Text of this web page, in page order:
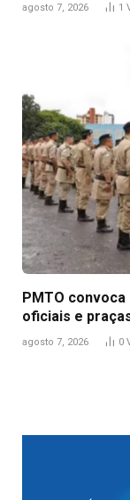
agosto 7, 2026 1
PMTO
oficiais e
agosto 7, 2026 0